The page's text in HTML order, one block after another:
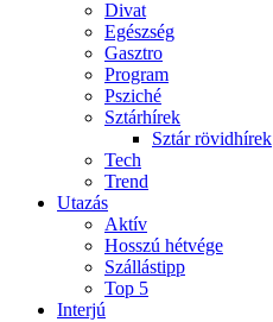
Divat
Egészség
Gasztro
Program
Psziché
Sztárhírek
Sztár rövidhírek
Tech
Trend
Utazás
Aktív
Hosszú hétvége
Szállástipp
Top 5
Interjú